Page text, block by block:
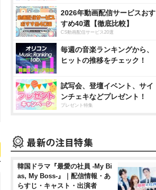
2026年動画配信サービスおす
すめ40選【徹底比較】
CS動画配信サービス20選
毎週の音楽ランキングから、
ヒットの推移をチェック！
試写会、登壇イベント、サイ
ンチェキなどプレゼント！
プレゼント特集
韓国ドラマ『最愛の社員 -My Bi
as, My Boss-』｜配信情報・あ
らすじ・キャスト・出演者